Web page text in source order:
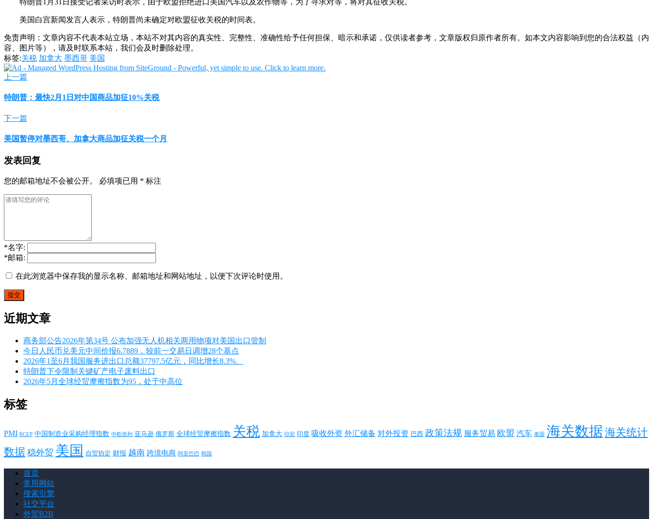
特朗普1月31日接受记者采访时表示，由于欧盟拒绝进口美国汽车以及农作物等，为了寻求对等，将对其征收关税。
美国白宫新闻发言人表示，特朗普尚未确定对欧盟征收关税的时间表。
免责声明：文章内容不代表本站立场，本站不对其内容的真实性、完整性、准确性给予任何担保、暗示和承诺，仅供读者参考，文章版权归原作者所有。如本文内容影响到您的合法权益（内
容、图片等），请及时联系本站，我们会及时删除处理。
标签:关税 加拿大 墨西哥 美国
上一篇
特朗普：最快2月1日对中国商品加征10%关税
下一篇
美国暂停对墨西哥、加拿大商品加征关税一个月
发表回复
您的邮箱地址不会被公开。 必填项已用 * 标注
*名字:
*邮箱:
在此浏览器中保存我的显示名称、邮箱地址和网站地址，以便下次评论时使用。
近期文章
商务部公告2026年第34号 公布加强无人机相关两用物项对美国出口管制
今日人民币兑美元中间价报6.7889，较前一交易日调增28个基点
2026年1至6月我国服务进出口总额37797.5亿元，同比增长8.3%。
特朗普下令限制关键矿产电子废料出口
2026年5月全球经贸摩擦指数为95，处于中高位
标签
PMI RCEP 中国制造业采购经理指数 中欧班列 亚马逊 俄罗斯 全球经贸摩擦指数 关税 加拿大 印尼 印度 吸收外资 外汇储备 对外投资 巴西 政策法规 服务贸易 欧盟 汽车 泰国 海关数据 海关统计
数据 稳外贸 美国 自贸协定 财报 越南 跨境电商 阿里巴巴 韩国
首页
常用网站
搜索引擎
社交平台
外贸B2B